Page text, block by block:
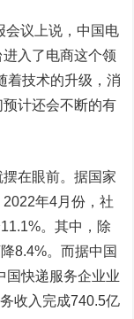
议上说，中国电
入了电商这个领
着技术的升级，消
计还会不断的有
在眼前。据国家
年4月份，社
。其中，除
8.4%。而据中国
国快递服务企业业
收入完成740.5亿